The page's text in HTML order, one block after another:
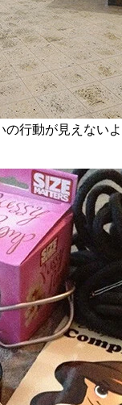
の行動が見えないよ